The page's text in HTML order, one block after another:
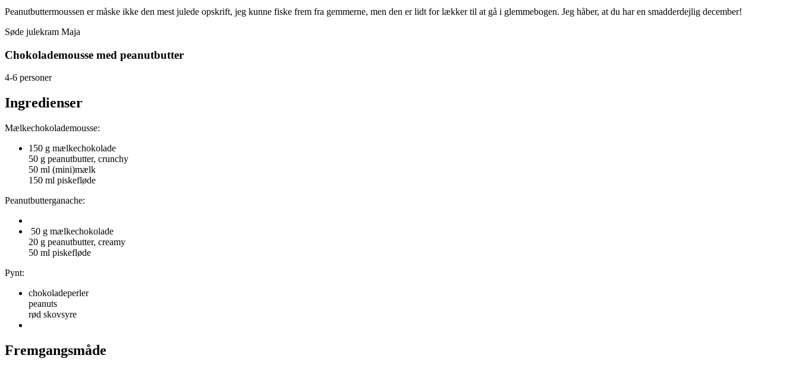
Peanutbuttermoussen er måske ikke den mest julede opskrift, jeg kunne fiske frem fra gemmerne, men den er lidt for lækker til at gå i glemmebogen. Jeg håber, at du har en smadderdejlig december!
Søde julekram Maja
Chokolademousse med peanutbutter
4-6 personer
Ingredienser
Mælkechokolademousse:
150 g mælkechokolade
50 g peanutbutter, crunchy
50 ml (mini)mælk
150 ml piskefløde
Peanutbutterganache:
50 g mælkechokolade
20 g peanutbutter, creamy
50 ml piskefløde
Pynt:
chokoladeperler
peanuts
rød skovsyre
Fremgangsmåde